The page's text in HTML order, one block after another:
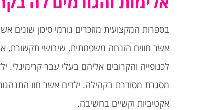
בספרות המקצועית מוזכרים גורמי סיכון
אשר חווים הזנחה משפחתית, שיבושי תקשורת,
לכנופייה והקרובים אליהם בעלי עבר קרימינלי.
מסגרת מסודרת בקהילה. ילדים אשר חוו
אקטיביות וקשיים בחשיבה.